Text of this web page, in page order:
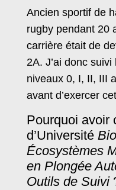
Ancien sportif de
rugby pendant 20
carrière était de
2A. J’ai donc
niveaux 0, I, II, III
avant d’exercer
Pourquoi avoir
d’Université
Écosystèmes
en Plongée
Outils de Suivi